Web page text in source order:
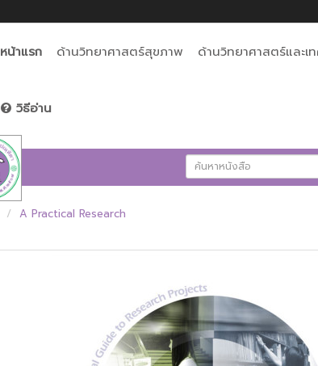
หน้าแรก ด้านวิทยาศาสตร์สุขภาพ ด้านวิทยาศาสตร์และเ
วิธีอ่าน
A Practical Research